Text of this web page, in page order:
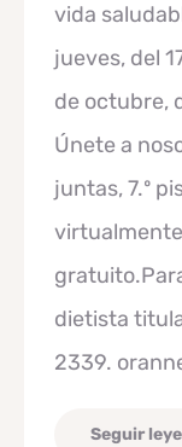
vida
jueves, del
de octubre,
Únete a
juntas, 7.º
dietista
2339.
Seguir